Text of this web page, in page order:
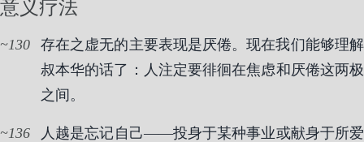
意义疗法
130
存在之虚无的主要表现是厌倦。现在我们能够理解
叔本华的话了：人注定要徘徊在焦虑和厌倦这两极
之间。
136
人越是忘记自己——投身于某种事业或献身于所爱